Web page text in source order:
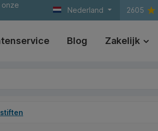
Nederland 2605
Blog Zakelijk